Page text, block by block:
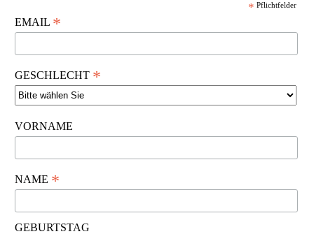
* Pflichtfelder
EMAIL *
GESCHLECHT *
VORNAME
NAME *
GEBURTSTAG